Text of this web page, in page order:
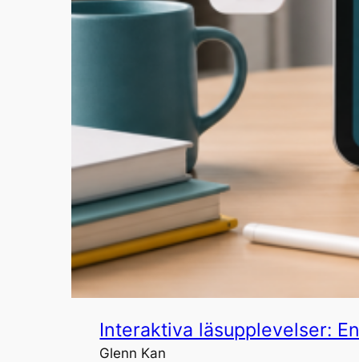
Interaktiva läsupplevelser:
Glenn Kan